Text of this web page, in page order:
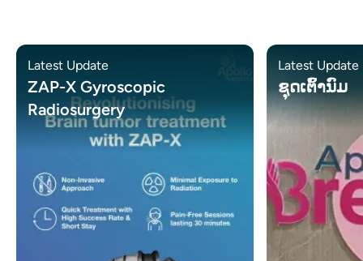
Latest Update
ZAP-X Gyroscopic
Radiosurgery
Latest Update
ຊຸດເຕົ້ານົມ